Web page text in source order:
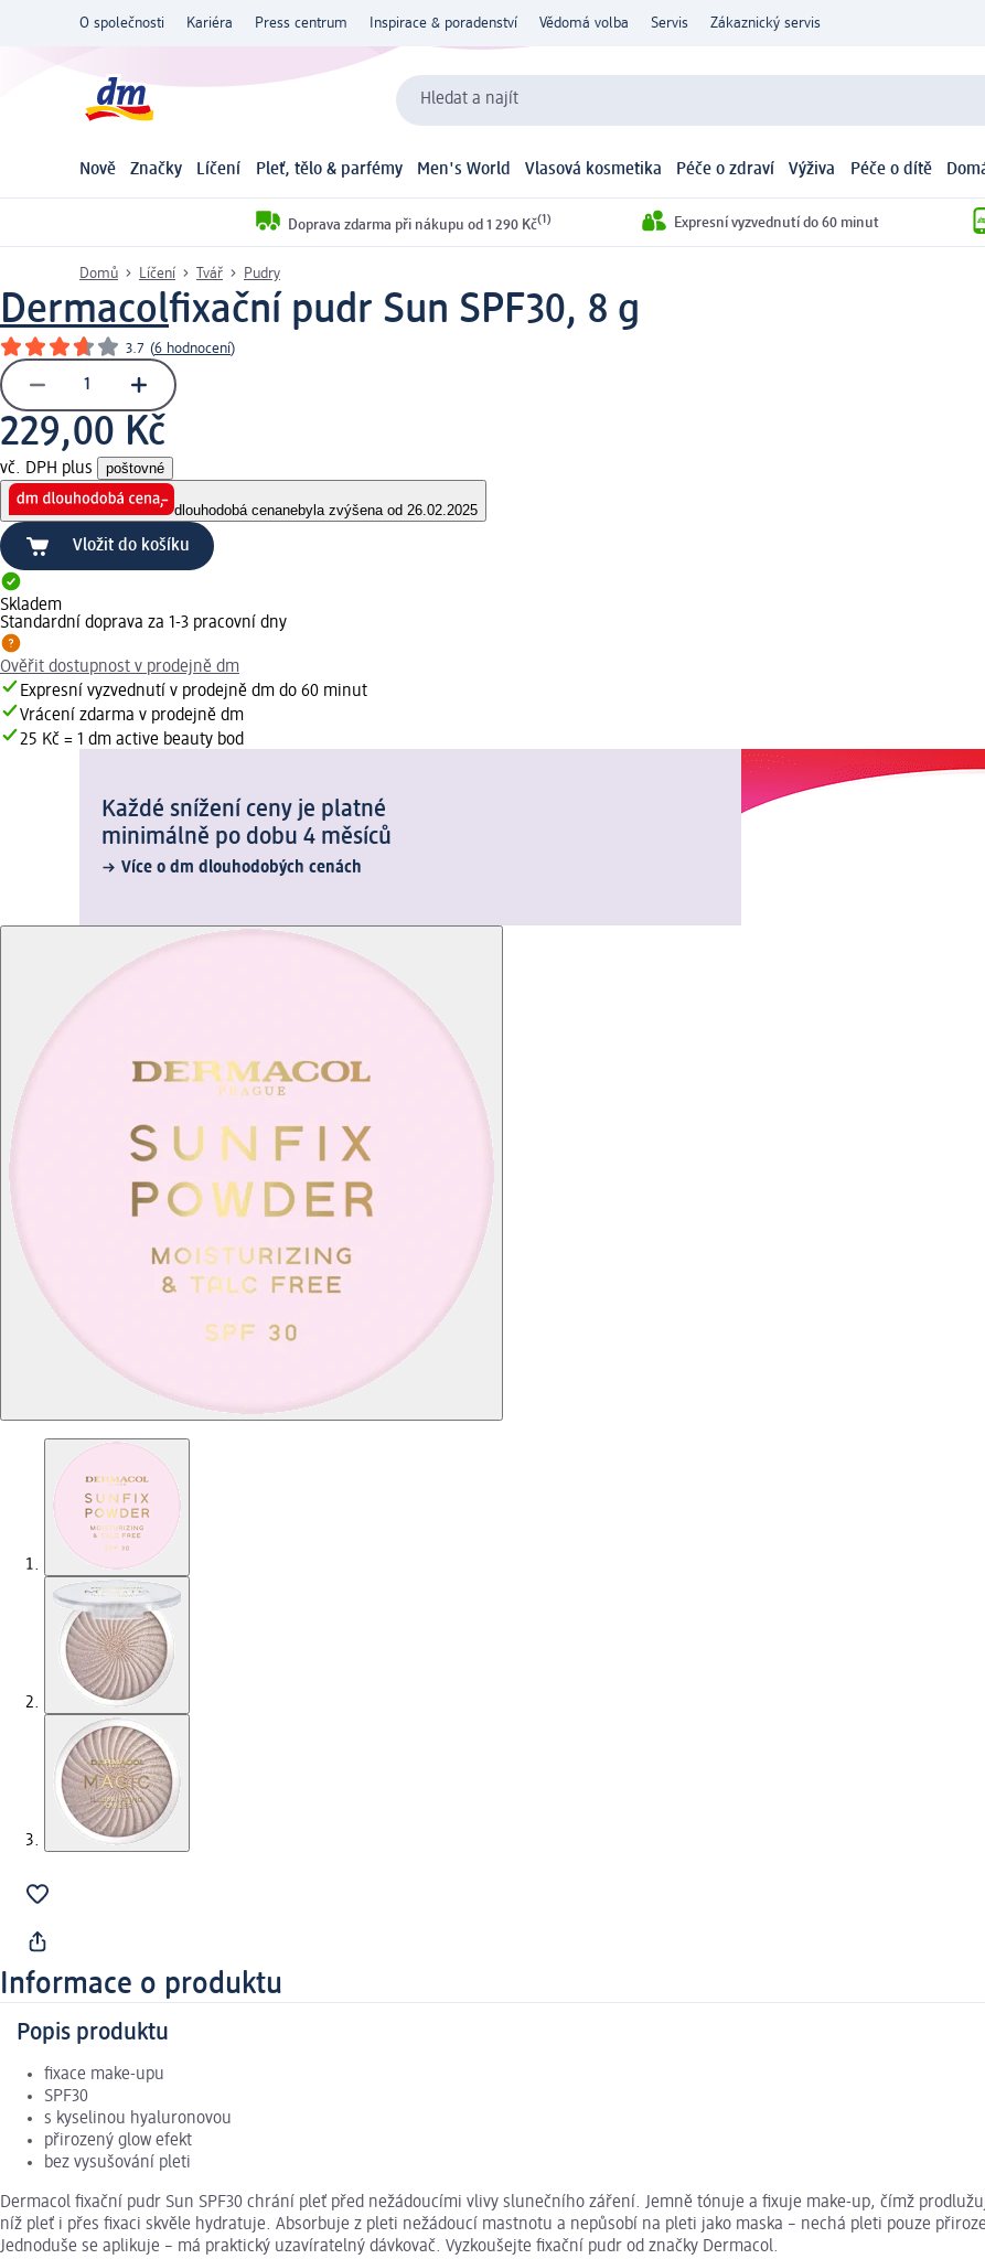
O společnosti Kariéra Press centrum Inspirace & poradenství Vědomá volba Servis Zákaznický servis
Hledat a najít
Nově Značky Líčení Pleť, tělo & parfémy Men's World Vlasová kosmetika Péče o zdraví Výživa Péče o dítě
Doprava zdarma při nákupu od 1 290 Kč(1) Expresní vyzvednutí do 60 minut
Domů Líčení Tvář Pudry
Dermacolfixační pudr Sun SPF30, 8 g
3.7 (6 hodnocení)
229,00 Kč
vč. DPH plus poštovné
dlouhodobá cenanebyla zvýšena od 26.02.2025
Vložit do košíku
Skladem
Standardní doprava za 1-3 pracovní dny
Ověřit dostupnost v prodejně dm
Expresní vyzvednutí v prodejně dm do 60 minut
Vrácení zdarma v prodejně dm
25 Kč = 1 dm active beauty bod
Každé snížení ceny je platné
minimálně po dobu 4 měsíců
Více o dm dlouhodobých cenách
Informace o produktu
Popis produktu
fixace make-upu
SPF30
s kyselinou hyaluronovou
přirozený glow efekt
bez vysušování pleti
Dermacol fixační pudr Sun SPF30 chrání pleť před nežádoucími vlivy slunečního záření. Jemně tónuje a fixuje make-up, čímž
níž pleť i přes fixaci skvěle hydratuje. Absorbuje z pleti nežádoucí mastnotu a nepůsobí na pleti jako maska – nechá pleti pouze
Jednoduše se aplikuje – má praktický uzavíratelný dávkovač. Vyzkoušejte fixační pudr od značky Dermacol.